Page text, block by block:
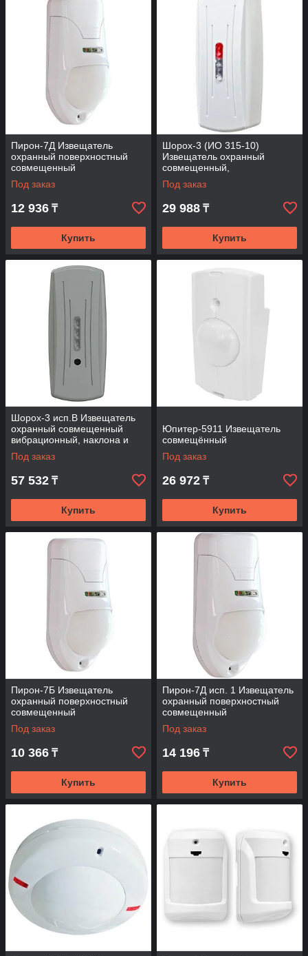
Пирон-7Д Извещатель
охранный поверхностный
совмещенный
Под заказ
12 936 ₸
Купить
Шорох-3 (ИО 315-10)
Извещатель охранный
совмещенный,
вибрационный
Под заказ
29 988 ₸
Купить
Шорох-3 исп.В Извещатель
охранный совмещенный
вибрационный, наклона и
газовый
Под заказ
57 532 ₸
Купить
Юпитер-5911 Извещатель
совмещённый
Под заказ
26 972 ₸
Купить
Пирон-7Б Извещатель
охранный поверхностный
совмещенный
Под заказ
10 366 ₸
Купить
Пирон-7Д исп. 1 Извещатель
охранный поверхностный
совмещенный
Под заказ
14 196 ₸
Купить